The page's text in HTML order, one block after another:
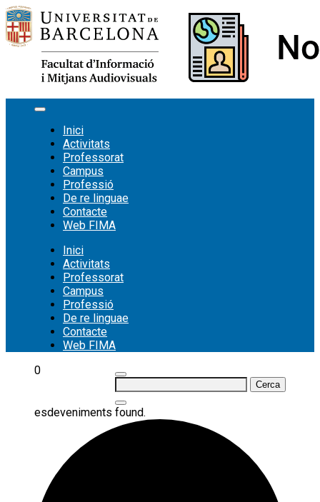
Vés
al
contingut
Inici
Activitats
Professorat
Campus
Professió
De re linguae
Contacte
Web FIMA
Inici
Activitats
Professorat
Campus
Professió
De re linguae
Contacte
Web FIMA
Cerca:
0
esdeveniments found.